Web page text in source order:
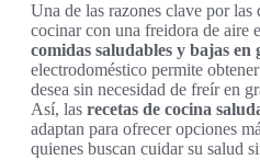
Una de las razones clave por las
cocinar con una freidora de aire
comidas saludables y bajas en
electrodoméstico permite
desea sin necesidad de freír en
Así, las recetas de cocina
adaptan para ofrecer opciones
quienes buscan cuidar su salud